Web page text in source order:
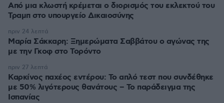
Από μια κλωστή κρέμεται ο διορισμός του εκλεκτού του
Τραμπ στο υπουργείο Δικαιοσύνης
Μαρία Σάκκαρη: Ξημερώματα Σαββάτου ο αγώνας της
με την Γκοφ στο Τορόντο
πριν 24 λεπτά
Καρκίνος παχέος εντέρου: Το απλό τεστ που συνδέθηκε
με 50% λιγότερους θανάτους – Το παράδειγμα της
Ισπανίας
πριν 27 λεπτά